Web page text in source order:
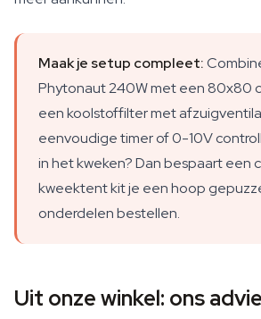
Maak je setup compleet:
Phytonaut 240W met een 80x80
een koolstoffilter met
eenvoudige timer of 0-10V
in het kweken? Dan bespaart een
kweektent kit je een hoop
onderdelen bestellen.
Uit onze winkel: ons